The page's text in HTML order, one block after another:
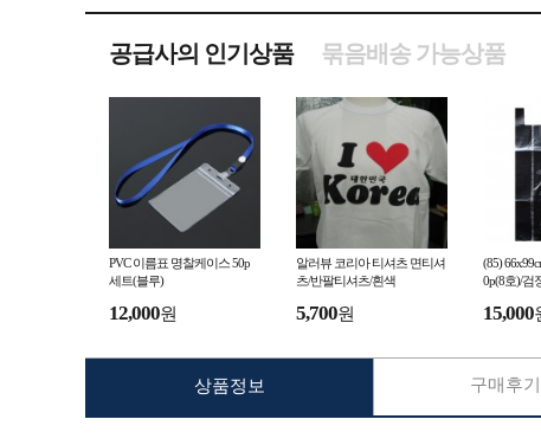
공급사의 인기상품 묶음배송 가능상품
PVC 이름표 명찰케이스 50p
세트(블루)
12,000원
알러뷰 코리아 티셔츠 면티셔
츠/반팔티셔츠/흰색
5,700원
(85)
0p(8호)/검
15,000
상품정보 구매후